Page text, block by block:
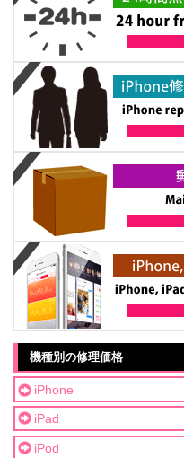
機種別の修理価格
iPhone
iPad
iPod